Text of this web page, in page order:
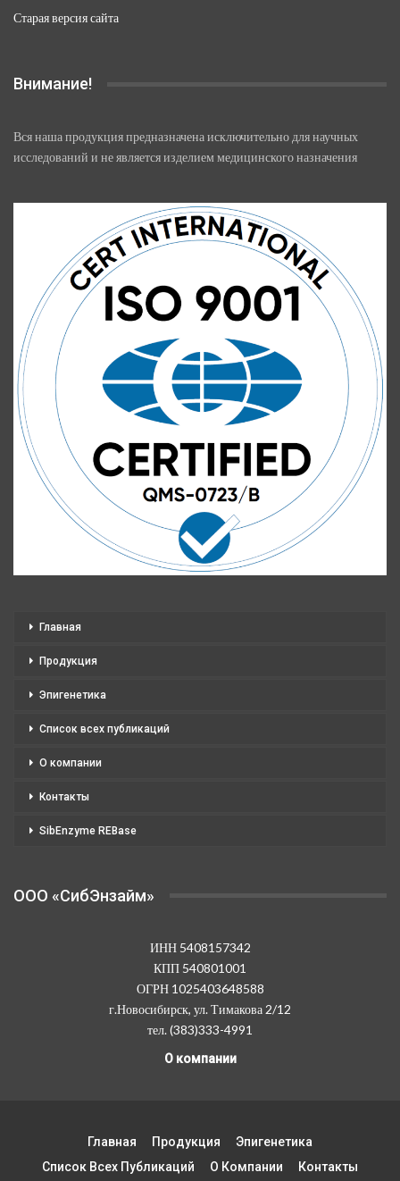
Старая версия сайта
Внимание!
Вся наша продукция предназначена исключительно для научных
исследований и не является изделием медицинского назначения
Главная
Продукция
Эпигенетика
Список всех публикаций
О компании
Контакты
SibEnzyme REBase
OOO «СибЭнзайм»
ИНН 5408157342
КПП 540801001
ОГРН 1025403648588
г.Новосибирск, ул. Тимакова 2/12
тел. (383)333-4991
О компании
Главная Продукция
Эпигенетика
Список Всех Публикаций
О Компании Контакты